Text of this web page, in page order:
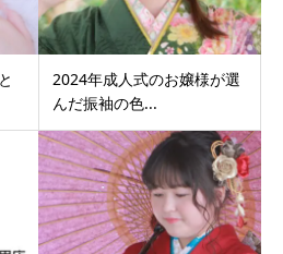
2024年成人式のお嬢様が選
んだ振袖の色...